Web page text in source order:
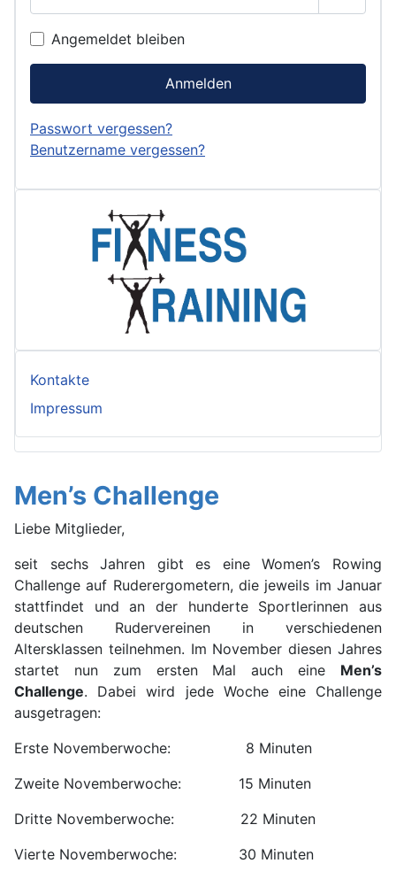
Angemeldet bleiben
Anmelden
Passwort vergessen?
Benutzername vergessen?
Kontakte
Impressum
Men’s Challenge
Liebe Mitglieder,
seit sechs Jahren gibt es eine Women’s Rowing
Challenge auf Ruderergometern, die jeweils im Januar
stattfindet und an der hunderte Sportlerinnen aus
deutschen Rudervereinen in verschiedenen
Altersklassen teilnehmen. Im November diesen Jahres
startet nun zum ersten Mal auch eine Men’s
Challenge. Dabei wird jede Woche eine Challenge
ausgetragen:
Erste Novemberwoche: 8 Minuten
Zweite Novemberwoche: 15 Minuten
Dritte Novemberwoche: 22 Minuten
Vierte Novemberwoche: 30 Minuten